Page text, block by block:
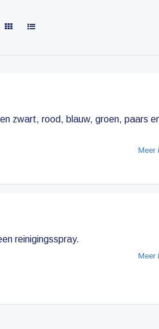
zwart, rood, blauw, groen, paars
Meer
reinigingsspray.
Meer